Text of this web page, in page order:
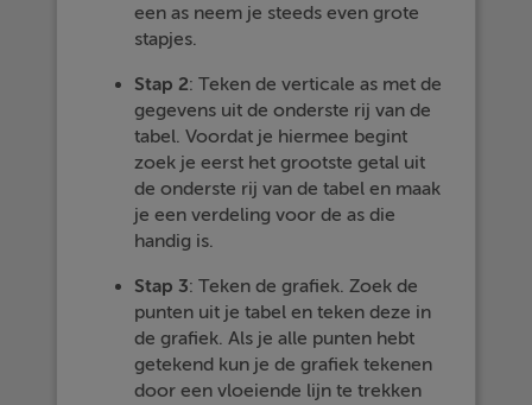
een as neem je steeds even grote
stapjes.
Stap 2: Teken de verticale as met de
gegevens uit de onderste rij van de
tabel. Voordat je hiermee begint
zoek je eerst het grootste getal uit
de onderste rij van de tabel en maak
je een verdeling voor de as die
handig is.
Stap 3: Teken de grafiek. Zoek de
punten uit je tabel en teken deze in
de grafiek. Als je alle punten hebt
getekend kun je de grafiek tekenen
door een vloeiende lijn te trekken